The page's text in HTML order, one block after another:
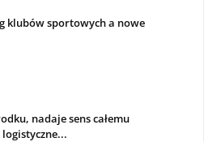
klubów sportowych a nowe
nadaje sens całemu